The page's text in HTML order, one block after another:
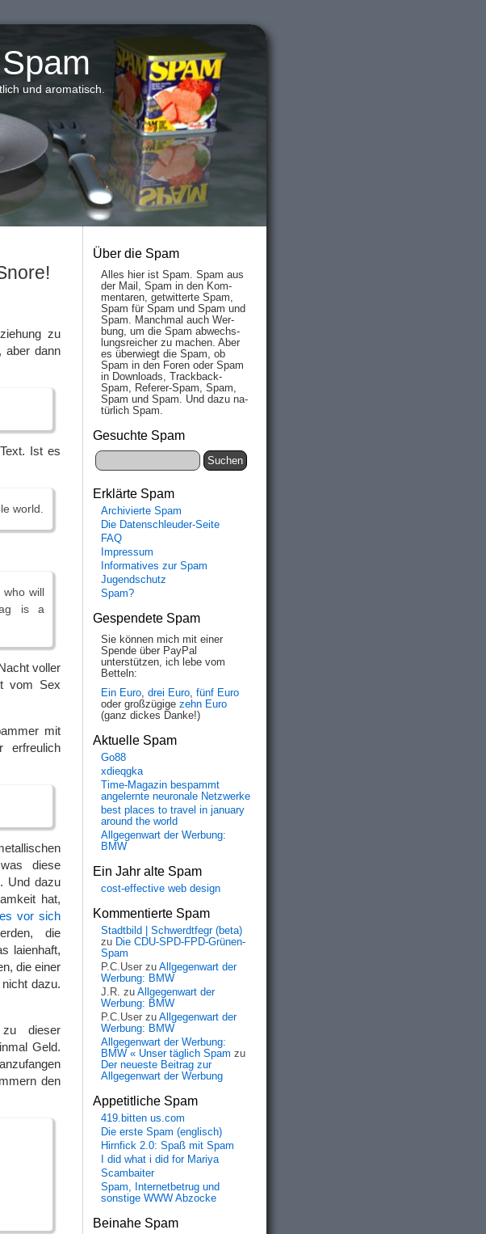
und aromatisch.
zu
aber dann
Ist es
world.
will
is a
voller
vom Sex
mit
erfreulich
diese
Und dazu
hat,
vor sich
die
laienhaft,
die einer
dazu.
dieser
Geld.
den
Über die Spam
Alles hier ist Spam. Spam aus
der Mail, Spam in den Kom­
men­taren, ge­twit­ter­te Spam,
Spam für Spam und Spam und
Spam. Manch­mal auch Wer­
bung, um die Spam ab­wechs­
lungs­reich­er zu mach­en. Aber
es über­wiegt die Spam, ob
Spam in den Fo­ren oder Spam
in Down­loads, Track­back-
Spam, Re­fe­rer-Spam, Spam,
Spam und Spam. Und da­zu na­
tür­lich Spam.
Gesuchte Spam
Erklärte Spam
Archivierte Spam
Die Datenschleuder-Seite
FAQ
Impressum
Informatives zur Spam
Jugendschutz
Spam?
Gespendete Spam
Sie können mich mit einer
Spende über PayPal
unterstützen, ich lebe vom
Betteln:
Ein Euro, drei Euro, fünf Euro
oder großzügige zehn Euro
(ganz dickes Danke!)
Aktuelle Spam
Go88
xdieqgka
Time-Magazin bespammt
angelernte neuronale Netzwerke
best places to travel in january
around the world
Allgegenwart der Werbung:
BMW
Ein Jahr alte Spam
cost-effective web design
Kommentierte Spam
Stadtbild | Schwerdtfegr (beta)
zu Die CDU-SPD-FPD-Grünen-
Spam
P.C.User zu Allgegenwart der
Werbung: BMW
J.R. zu Allgegenwart der
Werbung: BMW
P.C.User zu Allgegenwart der
Werbung: BMW
Allgegenwart der Werbung:
BMW « Unser täglich Spam zu
Der neueste Beitrag zur
Allgegenwart der Werbung
Appetitliche Spam
419.bitten us.com
Die erste Spam (englisch)
Hirnfick 2.0: Spaß mit Spam
I did what i did for Mariya
Scambaiter
Spam, Internetbetrug und
sonstige WWW Abzocke
Beinahe Spam